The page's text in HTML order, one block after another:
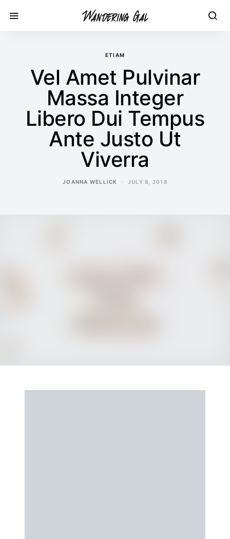
ETIAM
Vel Amet Pulvinar
Massa Integer
Libero Dui Tempus
Ante Justo Ut
Viverra
JOANNA WELLICK JULY 8, 2018